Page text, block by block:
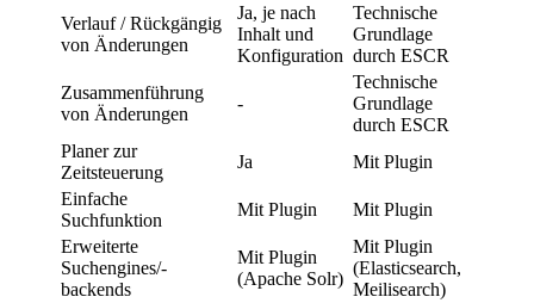
Verlauf / Rückgängig
von Änderungen
Ja, je nach
Inhalt und
Konfiguration
Technische
Grundlage
durch ESCR
Zusammenführung
von Änderungen
-
Technische
Grundlage
durch ESCR
Planer zur
Zeitsteuerung
Ja
Mit Plugin
Einfache
Suchfunktion
Mit Plugin
Mit Plugin
Erweiterte
Suchengines/-
backends
Mit Plugin
(Apache Solr)
Mit Plugin
(Elasticsearch,
Meilisearch)